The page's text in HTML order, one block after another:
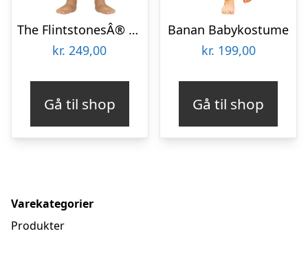
The FlintstonesÂ® Bamm-Bamm Babykostume
kr. 249,00
Gå til shop
Banan Babykostume
kr. 199,00
Gå til shop
Varekategorier
Produkter